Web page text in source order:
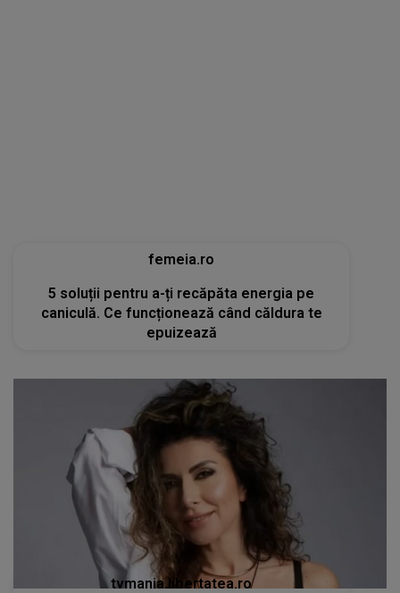
femeia.ro
5 soluții pentru a-ți recăpăta energia pe
caniculă. Ce funcționează când căldura te
epuizează
tvmania.libertatea.ro